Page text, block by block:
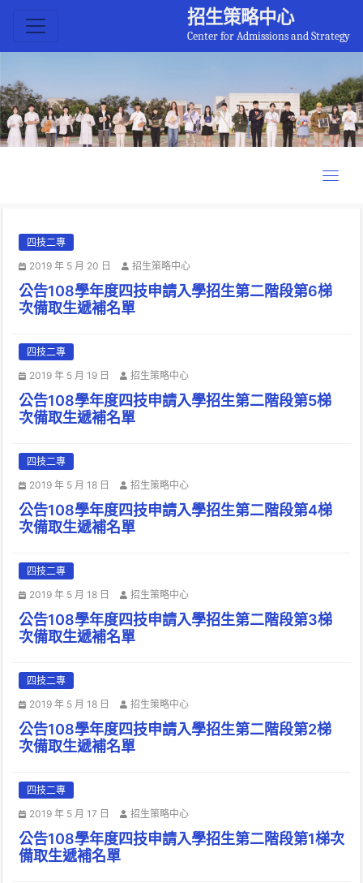
招生策略中心
Center for Admissions and Strategy
四技二專
2019 年 5 月 20 日
招生策略中心
公告108學年度四技申請入學招生第二階段第6梯
次備取生遞補名單
四技二專
2019 年 5 月 19 日
招生策略中心
公告108學年度四技申請入學招生第二階段第5梯
次備取生遞補名單
四技二專
2019 年 5 月 18 日
招生策略中心
公告108學年度四技申請入學招生第二階段第4梯
次備取生遞補名單
四技二專
2019 年 5 月 18 日
招生策略中心
公告108學年度四技申請入學招生第二階段第3梯
次備取生遞補名單
四技二專
2019 年 5 月 18 日
招生策略中心
公告108學年度四技申請入學招生第二階段第2梯
次備取生遞補名單
四技二專
2019 年 5 月 17 日
招生策略中心
公告108學年度四技申請入學招生第二階段第1梯次
備取生遞補名單